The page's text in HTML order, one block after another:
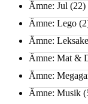
Ämne: Jul (22)
Ämne: Lego
Ämne:
Ämne: Mat &
Ämne:
Ämne: Musik